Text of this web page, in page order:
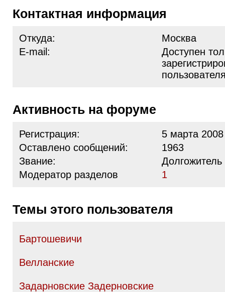
Контактная информация
Откуда:
Москва
E-mail:
Доступен
Активность на форуме
Регистрация:
5 марта
Оставлено сообщений:
1963
Звание:
Модератор разделов
1
Темы этого пользователя
Бартошевичи
Велланские
Задарновские Задерновские